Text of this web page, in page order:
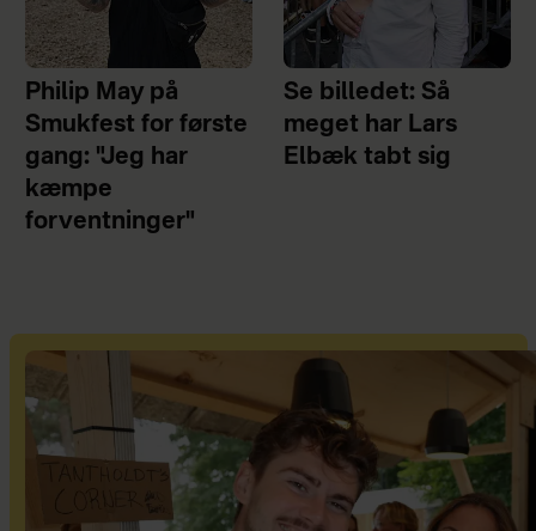
Philip May på
Smukfest for første
gang: "Jeg har
kæmpe
forventninger"
Se billedet: Så
meget har Lars
Elbæk tabt sig